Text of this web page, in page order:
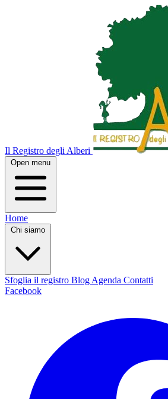
Il Registro degli Alberi
Open menu
Home
Chi siamo
Sfoglia il registro Blog Agenda Contatti
Facebook